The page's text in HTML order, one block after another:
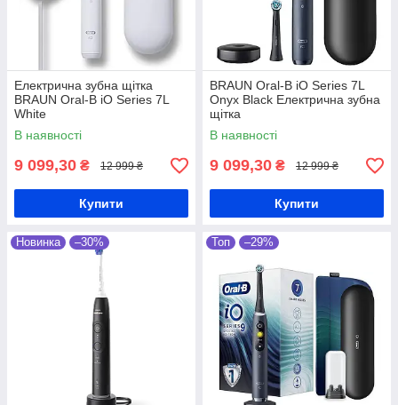
Електрична зубна щітка
BRAUN Oral-B iO Series 7L
White
В наявності
9 099,30 ₴ 12 999 ₴
Купити
BRAUN Oral-B iO Series 7L
Onyx Black Електрична зубна
щітка
В наявності
9 099,30 ₴ 12 999 ₴
Купити
Новинка –30% Топ –29%